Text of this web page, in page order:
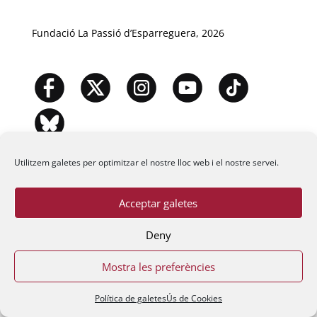
Utilitzem galetes per optimitzar el nostre lloc web i el nostre servei.
Acceptar galetes
Deny
Mostra les preferències
Política de galetesÚs de Cookies
Fundació La Passió d’Esparreguera, 2026